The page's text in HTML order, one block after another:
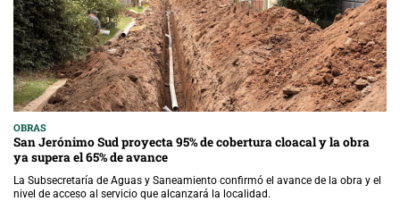
OBRAS
San Jerónimo Sud proyecta 95% de cobertura cloacal y la obra
ya supera el 65% de avance
La Subsecretaría de Aguas y Saneamiento confirmó el avance de la obra y el
nivel de acceso al servicio que alcanzará la localidad.